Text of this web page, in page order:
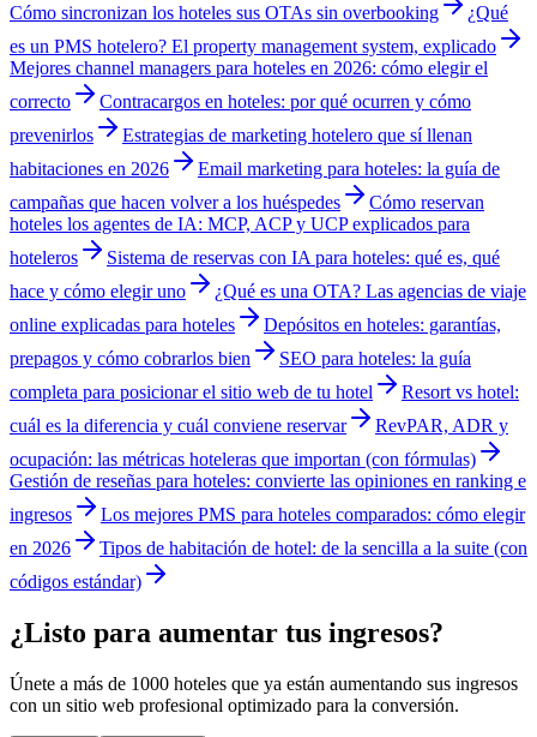
Cómo sincronizan los hoteles sus OTAs sin overbooking
¿Qué
es un PMS hotelero? El property management system, explicado
Mejores channel managers para hoteles en 2026: cómo elegir el
correcto
Contracargos en hoteles: por qué ocurren y cómo
prevenirlos
Estrategias de marketing hotelero que sí llenan
habitaciones en 2026
Email marketing para hoteles: la guía de
campañas que hacen volver a los huéspedes
Cómo reservan
hoteles los agentes de IA: MCP, ACP y UCP explicados para
hoteleros
Sistema de reservas con IA para hoteles: qué es, qué
hace y cómo elegir uno
¿Qué es una OTA? Las agencias de viaje
online explicadas para hoteles
Depósitos en hoteles: garantías,
prepagos y cómo cobrarlos bien
SEO para hoteles: la guía
completa para posicionar el sitio web de tu hotel
Resort vs hotel:
cuál es la diferencia y cuál conviene reservar
RevPAR, ADR y
ocupación: las métricas hoteleras que importan (con fórmulas)
Gestión de reseñas para hoteles: convierte las opiniones en ranking e
ingresos
Los mejores PMS para hoteles comparados: cómo elegir
en 2026
Tipos de habitación de hotel: de la sencilla a la suite (con
códigos estándar)
¿Listo para aumentar tus ingresos?
Únete a más de 1000 hoteles que ya están aumentando sus ingresos
con un sitio web profesional optimizado para la conversión.